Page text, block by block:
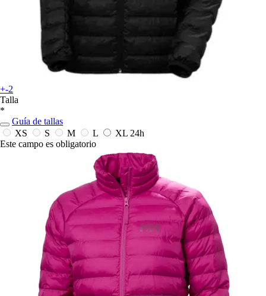
+-2
Talla
*
Guía de tallas
XS
S M L XL 24h
Este campo es obligatorio